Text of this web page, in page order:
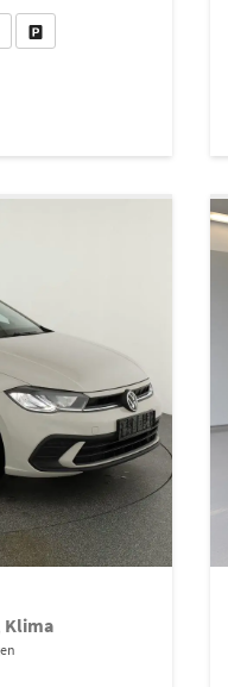
Sie an (PDF)
Fahrzeug parken
Klima